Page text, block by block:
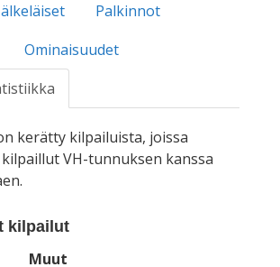
Palkinnot
Ominaisuudet
kerätty kilpailuista, joissa
VH-tunnuksen kanssa
kilpailut
Muut